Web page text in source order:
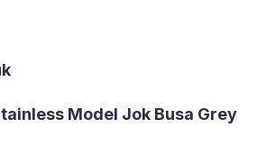
Model Jok Busa Grey